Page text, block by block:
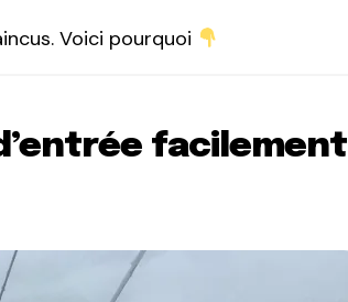
Voici pourquoi
facilement